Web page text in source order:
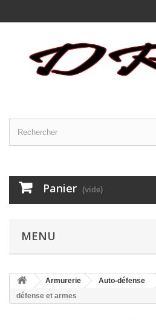
Panier (vide)
MENU
Armurerie Auto-défense
défense et armes